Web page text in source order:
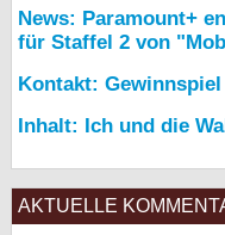
News: Paramount+
für Staffel 2 von
Kontakt: Gewinnspiel
Inhalt: Ich und die
AKTUELLE